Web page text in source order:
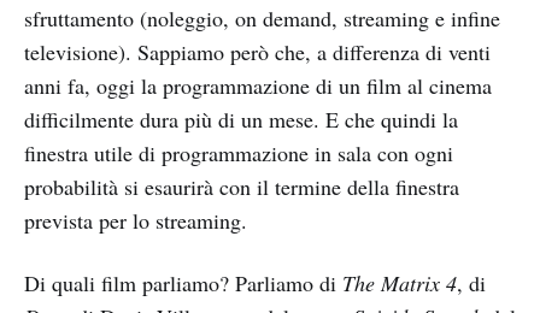
sfruttamento (noleggio, on demand, streaming e infine
televisione). Sappiamo però che, a differenza di venti
anni fa, oggi la programmazione di un film al cinema
difficilmente dura più di un mese. E che quindi la
finestra utile di programmazione in sala con ogni
probabilità si esaurirà con il termine della finestra
prevista per lo streaming.
Di quali film parliamo? Parliamo di The Matrix 4, di